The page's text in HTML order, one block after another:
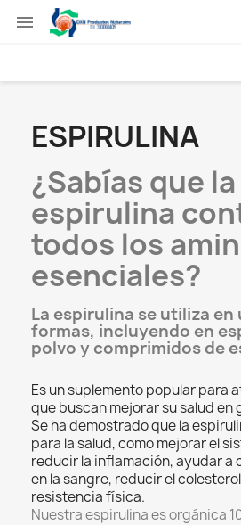

ESPIRULINA
¿Sabías que la
espirulina
todos los
esenciales?
La espirulina se utiliza en
formas, incluyendo en
polvo y comprimidos de
Es un suplemento popular para
que buscan mejorar su salud en
Se ha demostrado que la
para la salud, como mejorar el
reducir la inflamación, ayudar a
en la sangre, reducir el
resistencia física.
Nuestra espirulina es orgánica